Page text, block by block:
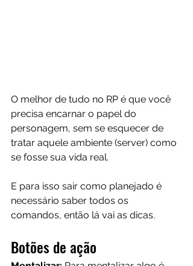
O melhor de tudo no RP é que você
precisa encarnar o papel do
personagem, sem se esquecer de
tratar aquele ambiente (server) como
se fosse sua vida real.
E para isso sair como planejado é
necessário saber todos os
comandos, então lá vai as dicas.
Botões de ação